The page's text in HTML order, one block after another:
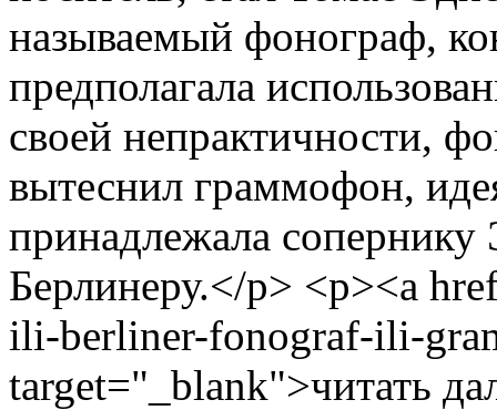
называемый фонограф,
предполагала
своей непрактичности,
вытеснил граммофон,
принадлежала
Берлинеру.</p> <p><a
ili-berliner-fonograf-ili-
target="_blank">читать